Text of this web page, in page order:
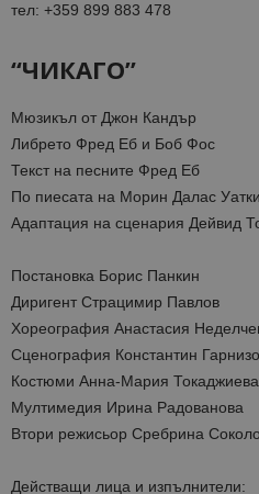
тел: +359 899 883 478
“ЧИКАГО”
Мюзикъл от Джон Кандър
Либрето Фред Еб и Боб Фос
Текст на песните Фред Еб
По пиесата на Морин Далас
Адаптация на сценария Дейвид
Постановка Борис Панкин
Диригент Страцимир Павлов
Хореография Анастасия
Сценография Константин
Костюми Анна-Мария Токаджиева
Мултимедия Ирина Радованова
Втори режисьор Сребрина
Действащи лица и изпълнители: